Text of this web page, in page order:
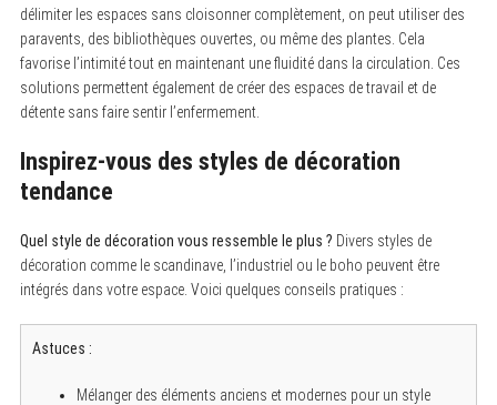
délimiter les espaces sans cloisonner complètement, on peut utiliser des
paravents, des bibliothèques ouvertes, ou même des plantes. Cela
favorise l’intimité tout en maintenant une fluidité dans la circulation. Ces
solutions permettent également de créer des espaces de travail et de
détente sans faire sentir l’enfermement.
Inspirez-vous des styles de décoration
tendance
Quel style de décoration vous ressemble le plus ? Divers styles de
décoration comme le scandinave, l’industriel ou le boho peuvent être
intégrés dans votre espace. Voici quelques conseils pratiques :
Astuces :
Mélanger des éléments anciens et modernes pour un style